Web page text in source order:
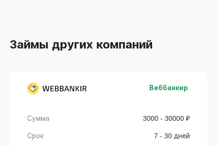
Займы других компаний
Веббанкир
Сумма 3000 - 30000 ₽
Срок 7 - 30 дней